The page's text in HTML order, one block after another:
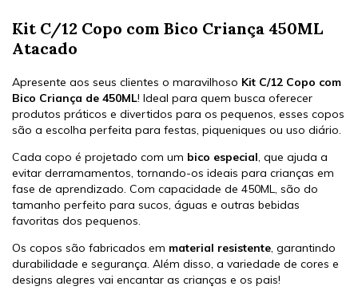
Kit C/12 Copo com Bico Criança 450ML
Atacado
Apresente aos seus clientes o maravilhoso Kit C/12 Copo com
Bico Criança de 450ML! Ideal para quem busca oferecer
produtos práticos e divertidos para os pequenos, esses copos
são a escolha perfeita para festas, piqueniques ou uso diário.
Cada copo é projetado com um bico especial, que ajuda a
evitar derramamentos, tornando-os ideais para crianças em
fase de aprendizado. Com capacidade de 450ML, são do
tamanho perfeito para sucos, águas e outras bebidas
favoritas dos pequenos.
Os copos são fabricados em material resistente, garantindo
durabilidade e segurança. Além disso, a variedade de cores e
designs alegres vai encantar as crianças e os pais!